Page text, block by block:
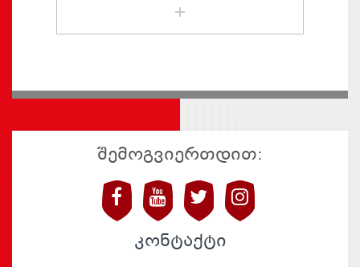
შემოგვიერთდით:
კონტაქტი